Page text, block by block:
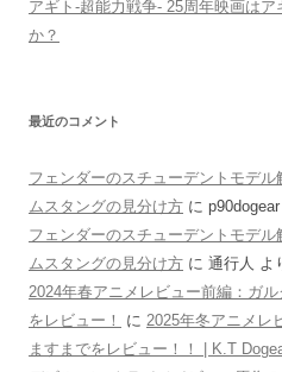
アギト-超能力戦争- 25周年映画は
か？
最近のコメント
フェンダーのスチューデントモデ
ムスタングの見分け方 に p90dogear
フェンダーのスチューデントモデ
ムスタングの見分け方 に 通行人 よ
2024年春アニメレビュー前編：ガ
をレビュー！
に 2025年冬アニメレ
ますまでをレビュー！！ | K.T